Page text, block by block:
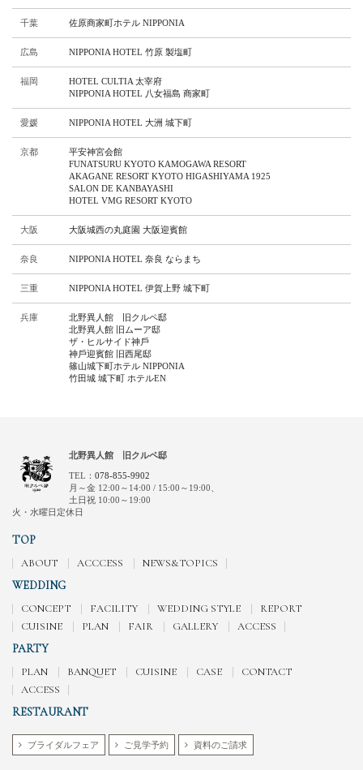
千葉 佐原商家町ホテル NIPPONIA
広島 NIPPONIA HOTEL 竹原 製塩町
福岡
HOTEL CULTIA 太宰府
NIPPONIA HOTEL 八女福島 商家町
愛媛 NIPPONIA HOTEL 大洲 城下町
京都
平安神宮会館
FUNATSURU KYOTO KAMOGAWA RESORT
AKAGANE RESORT KYOTO HIGASHIYAMA 1925
SALON DE KANBAYASHI
HOTEL VMG RESORT KYOTO
大阪 ⼤阪城⻄の丸庭園 ⼤阪迎賓館
奈良 NIPPONIA HOTEL 奈良 ならまち
三重 NIPPONIA HOTEL 伊賀上野 城下町
兵庫
北野異人館 旧クルペ邸
北野異人館 旧ムーア邸
ザ・ヒルサイド神⼾
神⼾迎賓館 旧⻄尾邸
篠⼭城下町ホテル NIPPONIA
⽵⽥城 城下町 ホテルEN
北野異人館 旧クルペ邸
TEL： 078-855-9902
月～金 12:00～14:00 / 15:00～19:00、
土日祝 10:00～19:00
火・水曜日定休日
TOP
ABOUT ACCCESS NEWS&TOPICS
WEDDING
CONCEPT FACILITY WEDDING STYLE
REPORT
CUISINE
PLAN FAIR GALLERY ACCESS
PARTY
PLAN BANQUET CUISINE CASE
CONTACT
ACCESS
RESTAURANT
ブライダルフェア ご見学予約 資料のご請求